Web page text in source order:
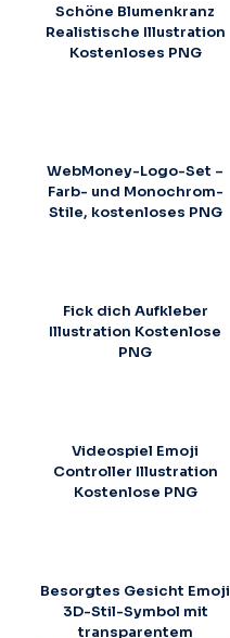
Schöne Blumenkranz
Realistische Illustration
Kostenloses PNG
WebMoney-Logo-Set –
Farb- und Monochrom-
Stile, kostenloses PNG
Fick dich Aufkleber
Illustration Kostenlose
PNG
Videospiel Emoji
Controller Illustration
Kostenlose PNG
Besorgtes Gesicht Emoji
3D-Stil-Symbol mit
transparentem